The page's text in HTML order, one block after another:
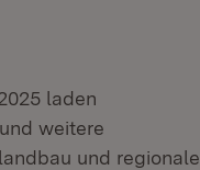
laden
weitere
und regionale